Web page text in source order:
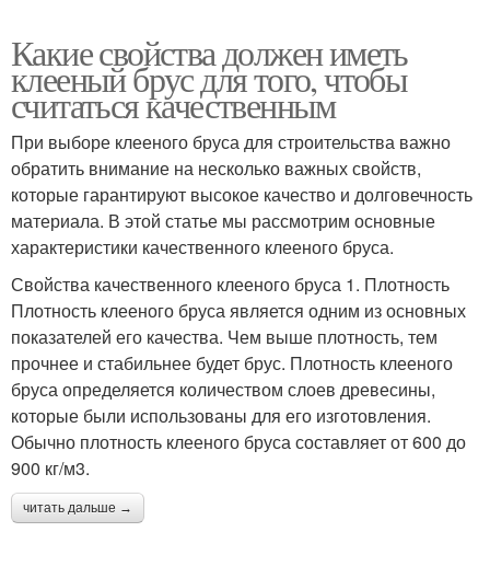
Какие свойства должен иметь
клееный брус для того, чтобы
считаться качественным
При выборе клееного бруса для строительства важно
обратить внимание на несколько важных свойств,
которые гарантируют высокое качество и долговечность
материала. В этой статье мы рассмотрим основные
характеристики качественного клееного бруса.
Свойства качественного клееного бруса 1. Плотность
Плотность клееного бруса является одним из основных
показателей его качества. Чем выше плотность, тем
прочнее и стабильнее будет брус. Плотность клееного
бруса определяется количеством слоев древесины,
которые были использованы для его изготовления.
Обычно плотность клееного бруса составляет от 600 до
900 кг/м3.
читать дальше →